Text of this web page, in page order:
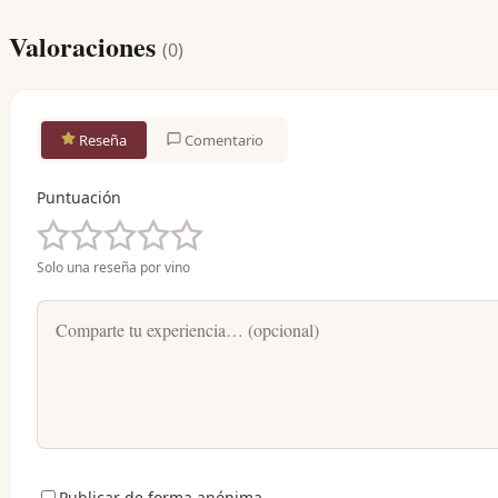
Valoraciones (0)
Reseña Comentario
Puntuación
Solo una reseña por vino